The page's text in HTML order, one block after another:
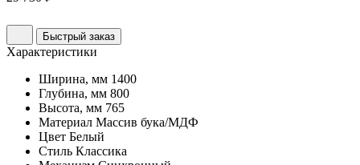
Быстрый заказ
Характеристики
Ширина, мм 1400
Глубина, мм 800
Высота, мм 765
Материал Массив бука/МДФ
Цвет Белый
Стиль Классика